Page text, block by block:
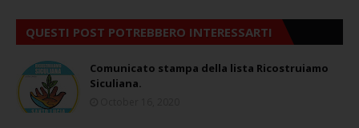
QUESTI POST POTREBBERO INTERESSARTI
Comunicato stampa della lista Ricostruiamo
Siculiana.